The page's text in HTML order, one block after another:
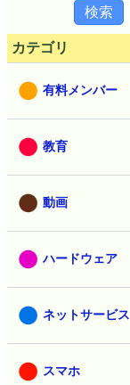
カテゴリ
有料メンバー
教育
動画
ハードウェア
ネットサービス
スマホ